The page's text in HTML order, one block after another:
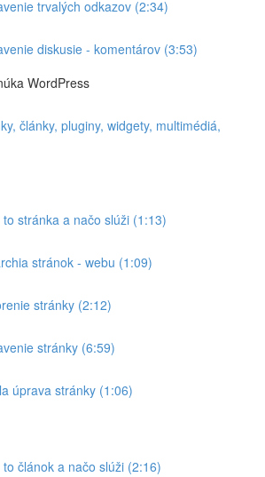
trvalých odkazov (2:34)
diskusie - komentárov (3:53)
WordPress
články, pluginy, widgety, multimédiá,
stránka a načo slúži (1:13)
stránok - webu (1:09)
stránky (2:12)
stránky (6:59)
úprava stránky (1:06)
článok a načo slúži (2:16)